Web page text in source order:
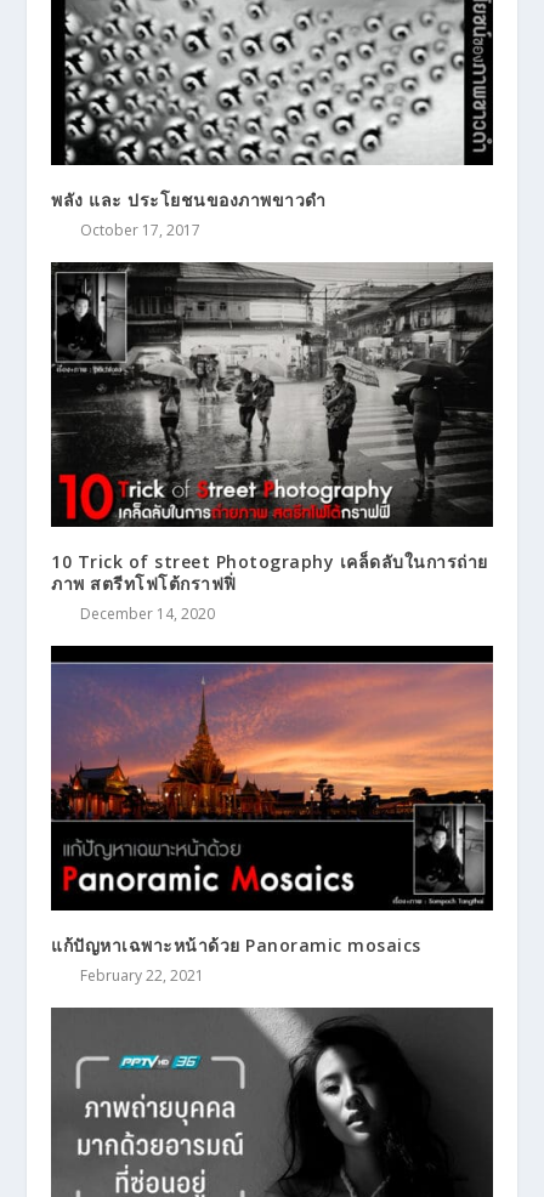
พลัง และ ประโยชนของภาพขาวดำ
October 17, 2017
10 Trick of street Photography เคล็ดลับในการถ่าย
ภาพ สตรีทโฟโต้กราฟฟิ่
December 14, 2020
แก้ปัญหาเฉพาะหน้าด้วย Panoramic mosaics
February 22, 2021